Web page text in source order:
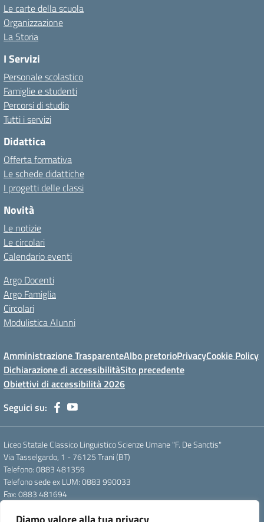
Le carte della scuola
Organizzazione
La Storia
I Servizi
Personale scolastico
Famiglie e studenti
Percorsi di studio
Tutti i servizi
Didattica
Offerta formativa
Le schede didattiche
I progetti delle classi
Novità
Le notizie
Le circolari
Calendario eventi
Argo Docenti
Argo Famiglia
Circolari
Modulistica Alunni
Amministrazione TrasparenteAlbo pretorioPrivacyCookie Policy
Dichiarazione di accessibilitàSito precedente
Obiettivi di accessibilità 2026
Seguici su:
Liceo Statale Classico Linguistico Scienze Umane "F. De Sanctis"
Via Tasselgardo, 1 - 76125 Trani (BT)
Telefono: 0883 481359
Telefono sede ex LUM: 0883 990033
Fax: 0883 481694
Pec: btpc210007@pec.istruzione.it